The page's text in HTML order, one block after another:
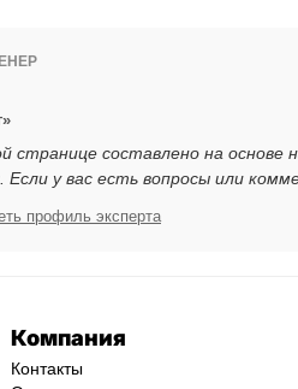
странице составлено на
у вас есть вопросы или
профиль эксперта
Компания
Контакты